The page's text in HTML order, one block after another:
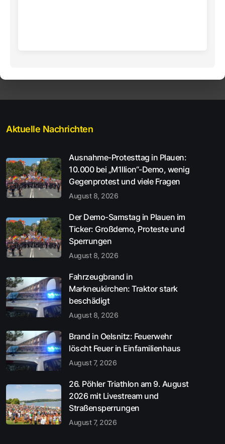
Aktuelle Nachrichten
Ausnahme-Protesttag in Plauen:
10.000 bei „M1llion“-Demo, wenig
Gegenprotest und viele Fragen
August 8, 2026
Der Demo-Samstag in Plauen im
Ticker: Großdemo, Proteste und
Sperrungen
August 8, 2026
Fahrzeugbrand in
Markneukirchen: Traktor stark
beschädigt
August 8, 2026
Brand in Oelsnitz: Feuerwehr
löscht Feuer in Einfamilienhaus
August 7, 2026
26. Pöhler Triathlon am 9. August
2026 mit Livestream und
Straßensperrungen
August 7, 2026